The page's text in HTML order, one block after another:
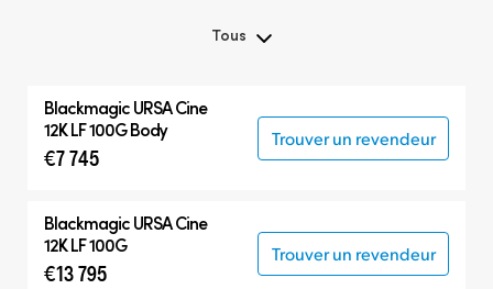
Tous
Blackmagic URSA Cine
Accessoires
BlackmagicURSA Cine
12K LF 100G Body
€7 745
Trouver un revendeur
BlackmagicURSA Cine
12K LF 100G
€13 795
Trouver un revendeur